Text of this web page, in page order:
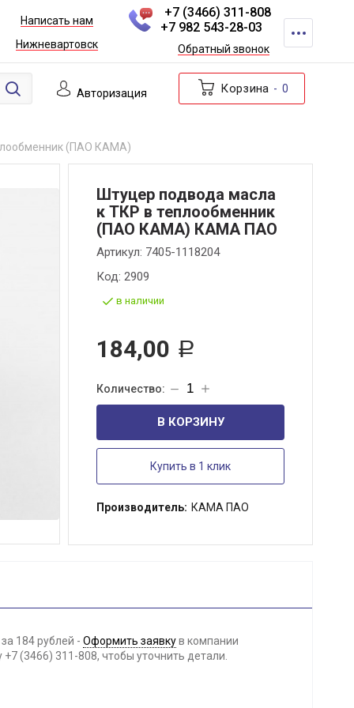
Написать нам
Нижневартовск
+7 (3466) 311-808
+7 982 543-28-03
Обратный звонок
Авторизация Корзина 0
(ПАО КАМА)
Штуцер подвода масла
к ТКР в теплообменник
(ПАО КАМА) КАМА ПАО
Артикул: 7405-1118204
Код: 2909
в наличии
184,00 Р
В КОРЗИНУ
Купить в 1 клик
Производитель: КАМА ПАО
184 рублей - Оформить заявкув компании
(3466) 311-808, чтобы уточнить детали.